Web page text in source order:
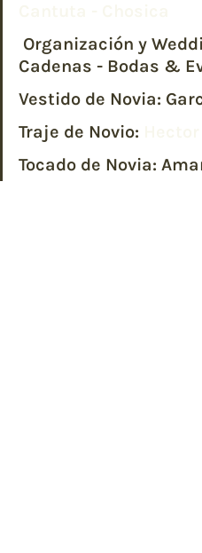
Organización y
Cadenas - Bodas &
Vestido de Novia:
Traje de Novio:
Tocado de Novia: